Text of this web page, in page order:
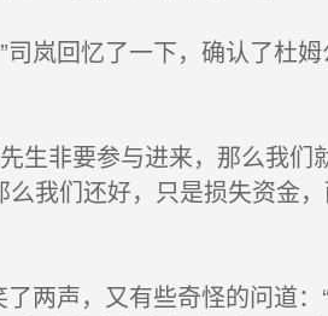
回忆了一下，确认了杜
非要参与进来，那么我们
我们还好，只是损失资金
两声，又有些奇怪的问道